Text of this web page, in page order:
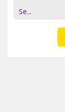
Se...